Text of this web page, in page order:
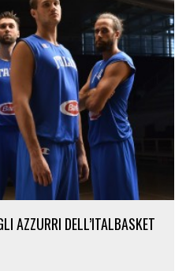
AZZURRI DELL’ITALBASKET